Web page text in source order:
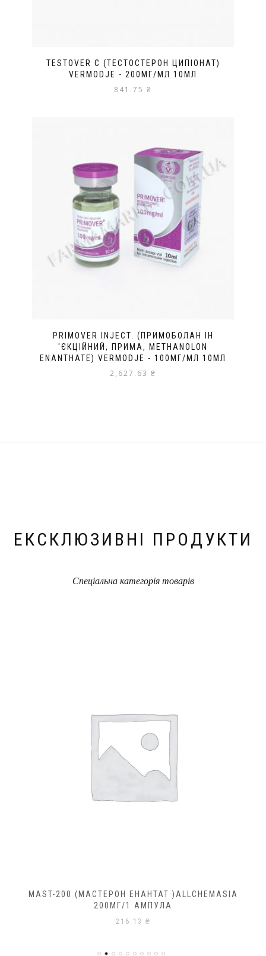
TESTOVER C (ТЕСТОСТЕРОН ЦИПІОНАТ)
VERMODJE - 200МГ/МЛ 10МЛ
841.75 ₴
PRIMOVER INJECT. (ПРИМОБОЛАН ІН
'ЄКЦІЙНИЙ, ПРИМА, METHANOLON
ENANTHATE) VERMODJE - 100МГ/МЛ 10МЛ
2,627.63 ₴
ЕКСКЛЮЗИВНІ ПРОДУКТИ
Спеціальна категорія товарів
MAST-200 (МАСТЕРОН ЕНАНТАТ )ALLCHEMASIA
200МГ/1 АМПУЛА
216.13 ₴